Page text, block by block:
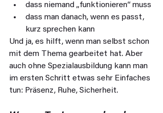
dass niemand „funktionieren“ muss
dass man danach, wenn es passt,
kurz sprechen kann
Und ja, es hilft, wenn man selbst schon
mit dem Thema gearbeitet hat. Aber
auch ohne Spezialausbildung kann man
im ersten Schritt etwas sehr Einfaches
tun: Präsenz, Ruhe, Sicherheit.